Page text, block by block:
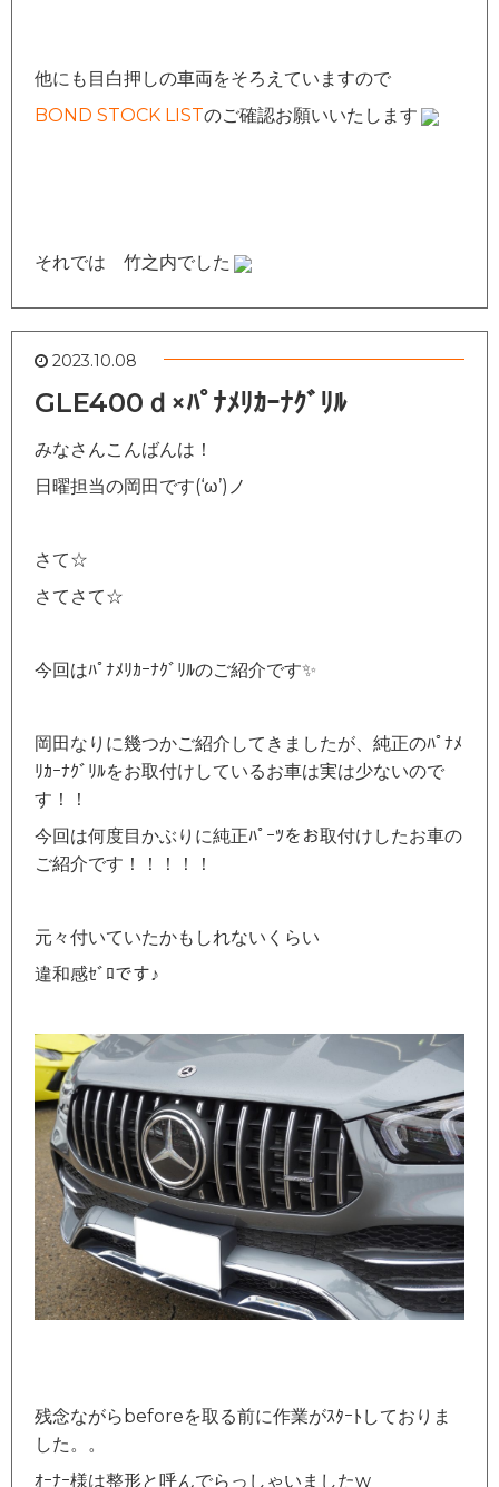
他にも目白押しの車両をそろえていますので
BOND STOCK LISTのご確認お願いいたします
それでは 竹之内でした
2023.10.08
GLE400ｄ×ﾊﾟﾅﾒﾘｶｰﾅｸﾞﾘﾙ
みなさんこんばんは！
日曜担当の岡田です(‘ω’)ノ
さて☆
さてさて☆
今回はﾊﾟﾅﾒﾘｶｰﾅｸﾞﾘﾙのご紹介です✨
岡田なりに幾つかご紹介してきましたが、純正のﾊﾟﾅﾒ
ﾘｶｰﾅｸﾞﾘﾙをお取付けしているお車は実は少ないので
す！！
今回は何度目かぶりに純正ﾊﾟｰﾂをお取付けしたお車の
ご紹介です！！！！！
元々付いていたかもしれないくらい
違和感ｾﾞﾛです♪
残念ながらbeforeを取る前に作業がｽﾀｰﾄしておりま
した。。
ｵｰﾅｰ様は整形と呼んでらっしゃいましたw